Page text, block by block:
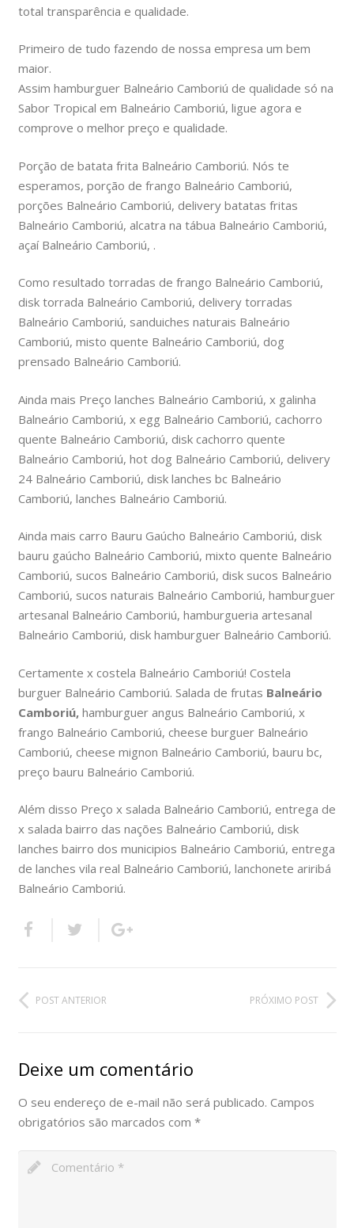
total transparência e qualidade.
Primeiro de tudo fazendo de nossa empresa um bem
maior.
Assim hamburguer Balneário Camboriú de qualidade só na
Sabor Tropical em Balneário Camboriú, ligue agora e
comprove o melhor preço e qualidade.
Porção de batata frita Balneário Camboriú. Nós te
esperamos, porção de frango Balneário Camboriú,
porções Balneário Camboriú, delivery batatas fritas
Balneário Camboriú, alcatra na tábua Balneário Camboriú,
açaí Balneário Camboriú, .
Como resultado torradas de frango Balneário Camboriú,
disk torrada Balneário Camboriú, delivery torradas
Balneário Camboriú, sanduiches naturais Balneário
Camboriú, misto quente Balneário Camboriú, dog
prensado Balneário Camboriú.
Ainda mais Preço lanches Balneário Camboriú, x galinha
Balneário Camboriú, x egg Balneário Camboriú, cachorro
quente Balneário Camboriú, disk cachorro quente
Balneário Camboriú, hot dog Balneário Camboriú, delivery
24 Balneário Camboriú, disk lanches bc Balneário
Camboriú, lanches Balneário Camboriú.
Ainda mais carro Bauru Gaúcho Balneário Camboriú, disk
bauru gaúcho Balneário Camboriú, mixto quente Balneário
Camboriú, sucos Balneário Camboriú, disk sucos Balneário
Camboriú, sucos naturais Balneário Camboriú, hamburguer
artesanal Balneário Camboriú, hamburgueria artesanal
Balneário Camboriú, disk hamburguer Balneário Camboriú.
Certamente x costela Balneário Camboriú! Costela
burguer Balneário Camboriú. Salada de frutas Balneário
Camboriú, hamburguer angus Balneário Camboriú, x
frango Balneário Camboriú, cheese burguer Balneário
Camboriú, cheese mignon Balneário Camboriú, bauru bc,
preço bauru Balneário Camboriú.
Além disso Preço x salada Balneário Camboriú, entrega de
x salada bairro das nações Balneário Camboriú, disk
lanches bairro dos municipios Balneário Camboriú, entrega
de lanches vila real Balneário Camboriú, lanchonete ariribá
Balneário Camboriú.
POST ANTERIOR PRÓXIMO POST
Deixe um comentário
O seu endereço de e-mail não será publicado. Campos
obrigatórios são marcados com *